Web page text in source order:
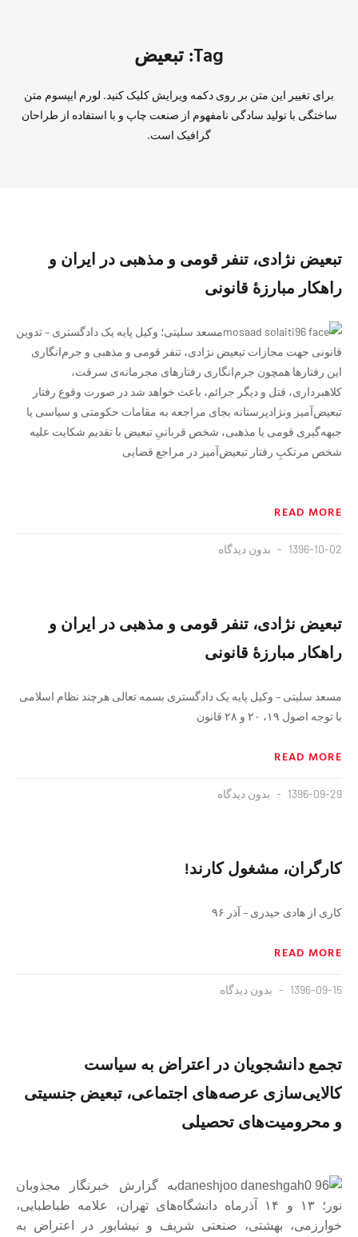
Tag: تبعیض
برای تغییر این متن بر روی دکمه ویرایش کلیک کنید. لورم ایپسوم متن
ساختگی با تولید سادگی نامفهوم از صنعت چاپ و با استفاده از طراحان
گرافیک است.
تبعیض نژادی، تنفر قومی و مذهبی در ایران و
راهکار مبارزهٔ قانونی
مسعد سلیتی؛ وکیل پایه یک دادگستری – تدوین
قانونی جهت مجازات تبعیض نژادی، تنفر قومی و مذهبی و جرم‌انگاری
این رفتار‌ها همچون جرم‌انگاری رفتارهای مجرمانه‌ی سرقت،
کلاهبرداری، قتل و دیگر جرائم، باعث خواهد شد در صورت وقوع رفتار
تبعیض‌آمیز و‌نژادپرستانه بجای مراجعه به مقامات حکومتی و سیاسی یا
جبهه‌گیری قومی یا مذهبی، شخص قربانیِ تبعیض با تقدیم شکایت علیه
شخص مرتکبِ رفتار تبعیض‌آمیز در مراجع قضایی
READ MORE
1396-10-02 بدون دیدگاه
تبعیض نژادی، تنفر قومی و مذهبی در ایران و
راهکار مبارزهٔ قانونی
مسعد سلیتی – وکیل پایه یک دادگستری بسمه تعالی هرچند نظام اسلامی
با توجه اصول ۱۹، ۲۰ و ۲۸ قانون
READ MORE
1396-09-29 بدون دیدگاه
کارگران، مشغول کارند!
کاری از هادی حیدری – آذر ۹۶
READ MORE
1396-09-15 بدون دیدگاه
تجمع دانشجویان در اعتراض به سیاست
کالایی‌سازی عرصه‌های اجتماعی، تبعیض جنسیتی
و محرومیت‌های تحصیلی
به گزارش خبرنگار مجذوبان
نور؛ ۱۳ و ۱۴ آذرماه دانشگاه‌های تهران، علامه طباطبایی،
خوارزمی، بهشتی، صنعتی شریف و نیشابور در اعتراض به